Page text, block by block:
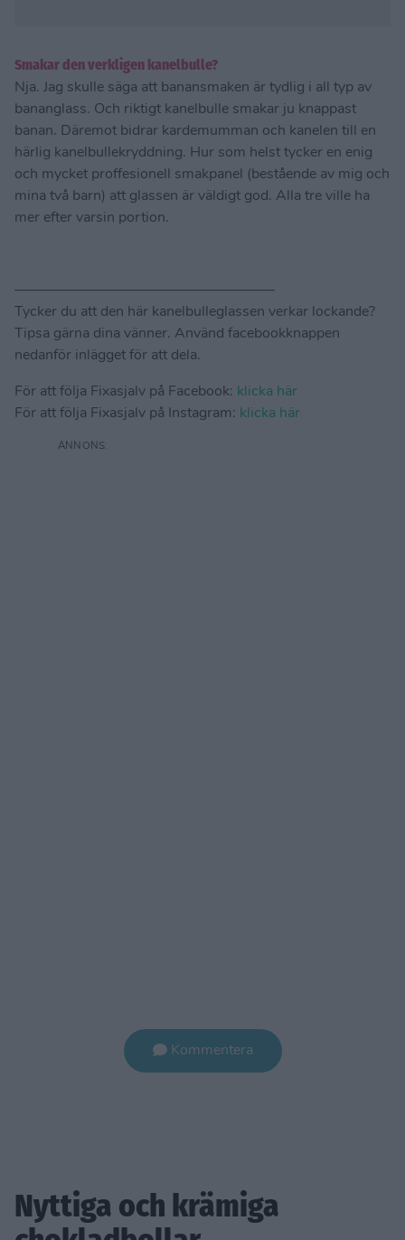
Smakar den verkligen kanelbulle?
Nja. Jag skulle säga att banansmaken är tydlig i all typ av
bananglass. Och riktigt kanelbulle smakar ju knappast
banan. Däremot bidrar kardemumman och kanelen till en
härlig kanelbullekryddning. Hur som helst tycker en enig
och mycket proffesionell smakpanel (bestående av mig och
mina två barn) att glassen är väldigt god. Alla tre ville ha
mer efter varsin portion.
——————————————————
Tycker du att den här kanelbulleglassen verkar lockande?
Tipsa gärna dina vänner. Använd facebookknappen
nedanför inlägget för att dela.
För att följa Fixasjalv på Facebook: klicka här
För att följa Fixasjalv på Instagram: klicka här
Kommentera
Nyttiga och krämiga